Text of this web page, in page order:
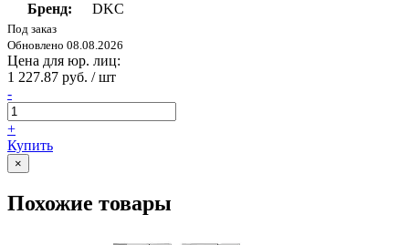
Бренд:
DKC
Под заказ
Обновлено 08.08.2026
Цена для юр. лиц:
1 227.87 руб. / шт
-
+
Купить
×
Похожие товары